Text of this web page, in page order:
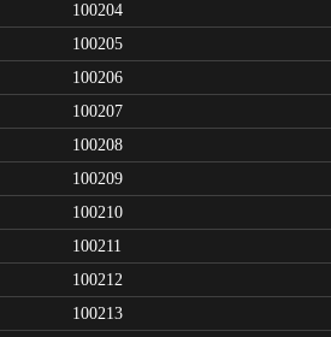
100204
100205
100206
100207
100208
100209
100210
100211
100212
100213